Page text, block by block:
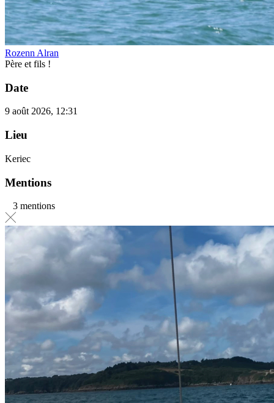
Rozenn Alran
Père et fils !
Date
9 août 2026, 12:31
Lieu
Keriec
Mentions
3 mentions